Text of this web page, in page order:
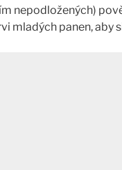
nepodložených)
mladých panen, aby